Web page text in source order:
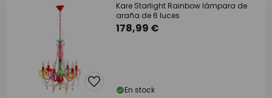
Kare Starlight Rainbow lámpara de
araña de 6 luces
178,99 €
En stock